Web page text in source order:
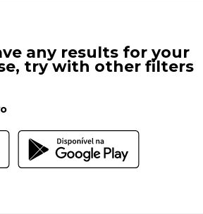
any results for your
try with other filters